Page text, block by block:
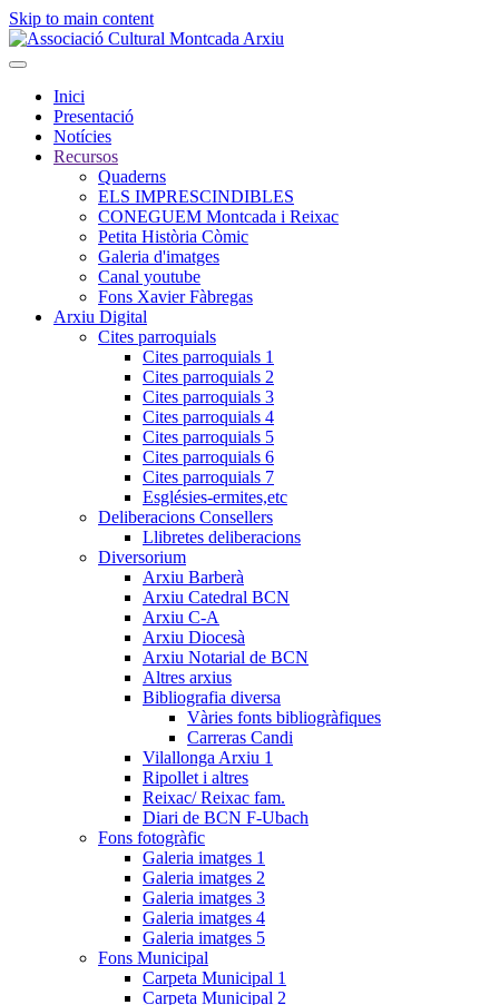
Skip to main content
Inici
Presentació
Notícies
Recursos
Quaderns
ELS IMPRESCINDIBLES
CONEGUEM Montcada i Reixac
Petita Història Còmic
Galeria d'imatges
Canal youtube
Fons Xavier Fàbregas
Arxiu Digital
Cites parroquials
Cites parroquials 1
Cites parroquials 2
Cites parroquials 3
Cites parroquials 4
Cites parroquials 5
Cites parroquials 6
Cites parroquials 7
Esglésies-ermites,etc
Deliberacions Consellers
Llibretes deliberacions
Diversorium
Arxiu Barberà
Arxiu Catedral BCN
Arxiu C-A
Arxiu Diocesà
Arxiu Notarial de BCN
Altres arxius
Bibliografia diversa
Vàries fonts bibliogràfiques
Carreras Candi
Vilallonga Arxiu 1
Ripollet i altres
Reixac/ Reixac fam.
Diari de BCN F-Ubach
Fons fotogràfic
Galeria imatges 1
Galeria imatges 2
Galeria imatges 3
Galeria imatges 4
Galeria imatges 5
Fons Municipal
Carpeta Municipal 1
Carpeta Municipal 2